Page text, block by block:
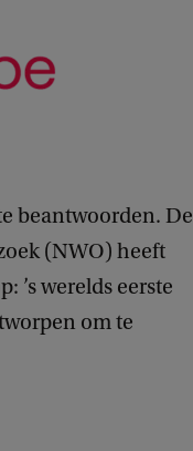
beantwoorden. De
(NWO) heeft
’s werelds eerste
om te